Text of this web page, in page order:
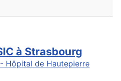
à Strasbourg
Hôpital de Hautepierre